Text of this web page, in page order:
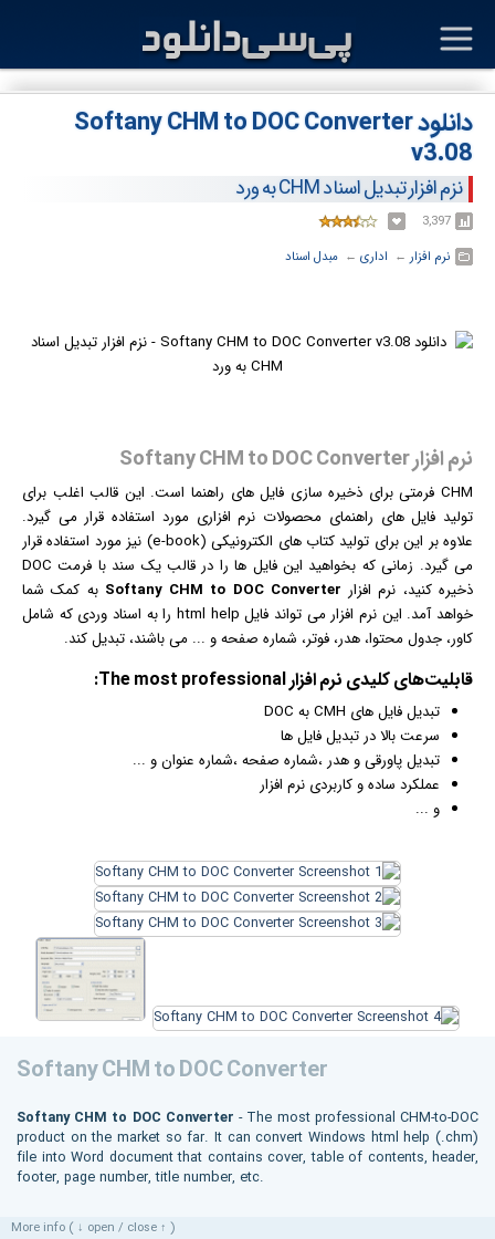
دانلود Softany CHM to DOC Converter
v3.08
نزم افزار تبدیل اسناد CHM به ورد
3,397
نرم افزار ← ‏ اداری ← ‏ مبدل اسناد
نرم افزار Softany CHM to DOC Converter
CHM فرمتی برای ذخیره سازی فایل های راهنما است. این قالب اغلب برای
تولید فایل های راهنمای محصولات نرم افزاری مورد استفاده قرار می گیرد.
علاوه بر این برای تولید کتاب های الکترونیکی (e-book) نیز مورد استفاده قرار
می گیرد. زمانی که بخواهید این فایل ها را در قالب یک سند با فرمت DOC
ذخیره کنید، نرم افزار Softany CHM to DOC Converter به کمک شما
خواهد آمد. این نرم افزار می تواند فایل html help را به اسناد وردی که شامل
کاور، جدول محتوا، هدر، فوتر، شماره صفحه و ... می باشند، تبدیل کند.
قابلیت‌های کلیدی نرم افزار
تبدیل فایل های CMH به DOC
سرعت بالا در تبدیل فایل ها
تبدیل پاورقی و هدر ،‌شماره صفحه ،‌شماره عنوان و ...
عملکرد ساده و کاربردی نرم افزار
و ...
Softany CHM to DOC Converter
Softany CHM to DOC Converter- The most professional CHM-to-DOC
product on the market so far. It can convert Windows html help (.chm)
file into Word document that contains cover, table of contents, header,
footer, page number, title number, etc.
More info ( ↓ open / close ↑ )